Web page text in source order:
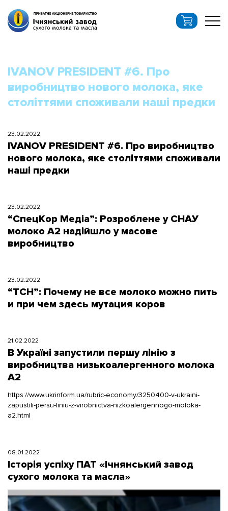
IVANOV PRESIDENT #6. Про
виробництво нового молока, яке
століттями споживали наші предки
23.02.2022
IVANOV PRESIDENT #6. Про виробництво
нового молока, яке століттями споживали
наші предки
23.02.2022
“СпецКор Медіа”: Розроблене у СНАУ
молоко А2 надійшло у масове
виробництво
23.02.2022
“ТСН”: Почему не все молоко можно пить
и при чем здесь мутация коров
21.02.2022
В Україні запустили першу лінію з
виробництва низькоалергенного молока
А2
https://www.ukrinform.ua/rubric-economy/3250400-v-ukraini-
zapustili-persu-liniu-z-virobnictva-nizkoalergennogo-moloka-
a2.html
08.01.2022
Історія успіху ПАТ «Ічнянський завод
сухого молока та масла»